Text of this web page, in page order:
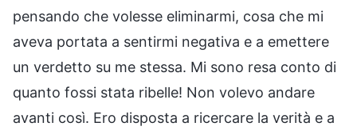
pensando che volesse eliminarmi, cosa che mi
aveva portata a sentirmi negativa e a emettere
un verdetto su me stessa. Mi sono resa conto di
quanto fossi stata ribelle! Non volevo andare
avanti così. Ero disposta a ricercare la verità e a